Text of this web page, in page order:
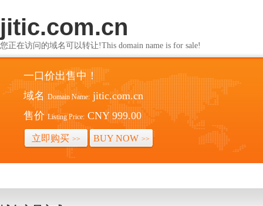
jitic.com.cn
您正在访问的域名可以转让!This domain name is for sale!
一口价出售中！
域名 Domain Name: jitic.com.cn
售价 Listing Price: CNY 999.00
立即购买 >> BUY NOW >>